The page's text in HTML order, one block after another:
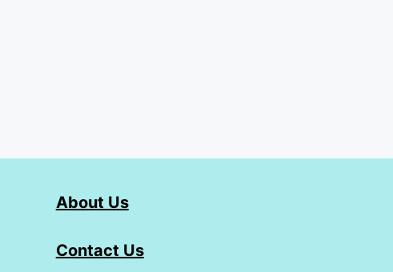
About Us
Contact Us